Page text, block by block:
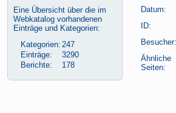
Datum:
ID:
Besucher:
Ähnliche
Seiten:
Eine Übersicht über die im
Webkatalog vorhandenen
Einträge und Kategorien:
Kategorien: 247
Einträge:
3290
Berichte:
178